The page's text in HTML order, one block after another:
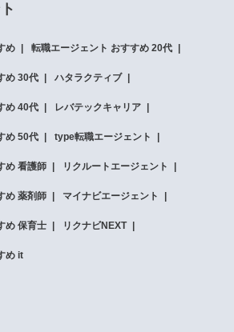
め 転職エージェント おすすめ 20代
め 30代 ハタラクティブ
め 40代 レバテックキャリア
め 50代 type転職エージェント
め 看護師 リクルートエージェント
め 薬剤師 マイナビエージェント
め 保育士 リクナビNEXT
め it